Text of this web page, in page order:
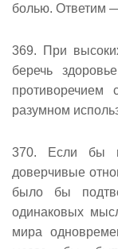
болью. Ответим
369. При
беречь
противоречием
разумном
370. Если бы
доверчивые
было бы
одинаковых
мира